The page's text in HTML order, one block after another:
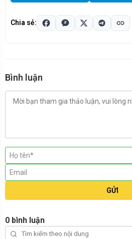
Chia sẻ: facebook link
Bình luận
GỬI
0 bình luận